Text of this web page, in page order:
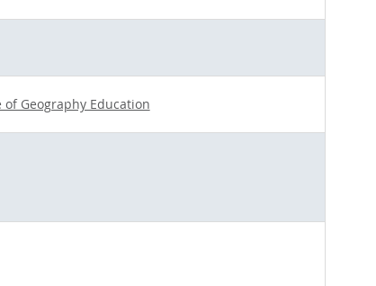
Geography Education